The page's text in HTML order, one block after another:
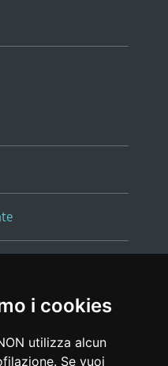
i cookies
utilizza alcun
Se vuoi
|glossario